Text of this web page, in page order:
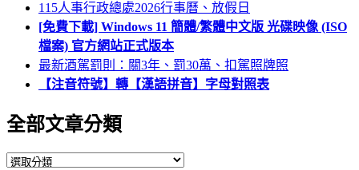
115人事行政總處2026行事曆、放假日
[免費下載] Windows 11 簡體/繁體中文版 光碟映像 (ISO
檔案) 官方網站正式版本
最新酒駕罰則：關3年、罰30萬、扣駕照牌照
【注音符號】轉【漢語拼音】字母對照表
全部文章分類
全